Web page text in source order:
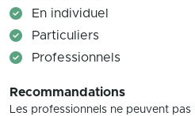
En individuel
Particuliers
Professionnels
Recommandations
Les professionnels ne peuvent